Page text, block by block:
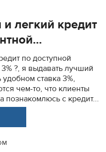
легкий кредит
по доступной
?, я выдавать лучший
ставка 3%,
чем-то, что клиенты
познакомлюсь с кредит...